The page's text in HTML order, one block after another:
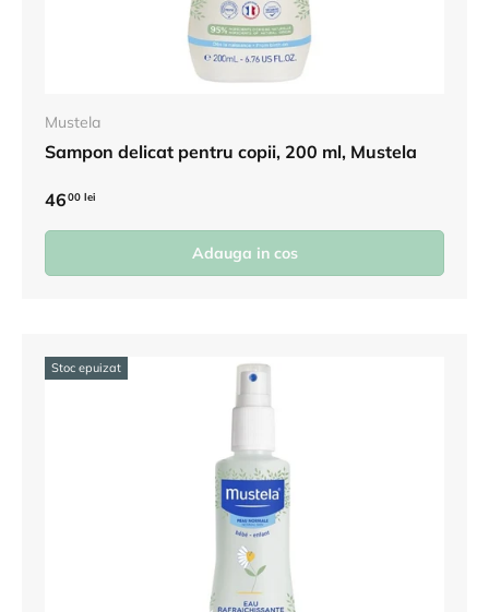
Mustela
Sampon delicat pentru copii, 200 ml, Mustela
4600 lei
Adauga in cos
Stoc epuizat